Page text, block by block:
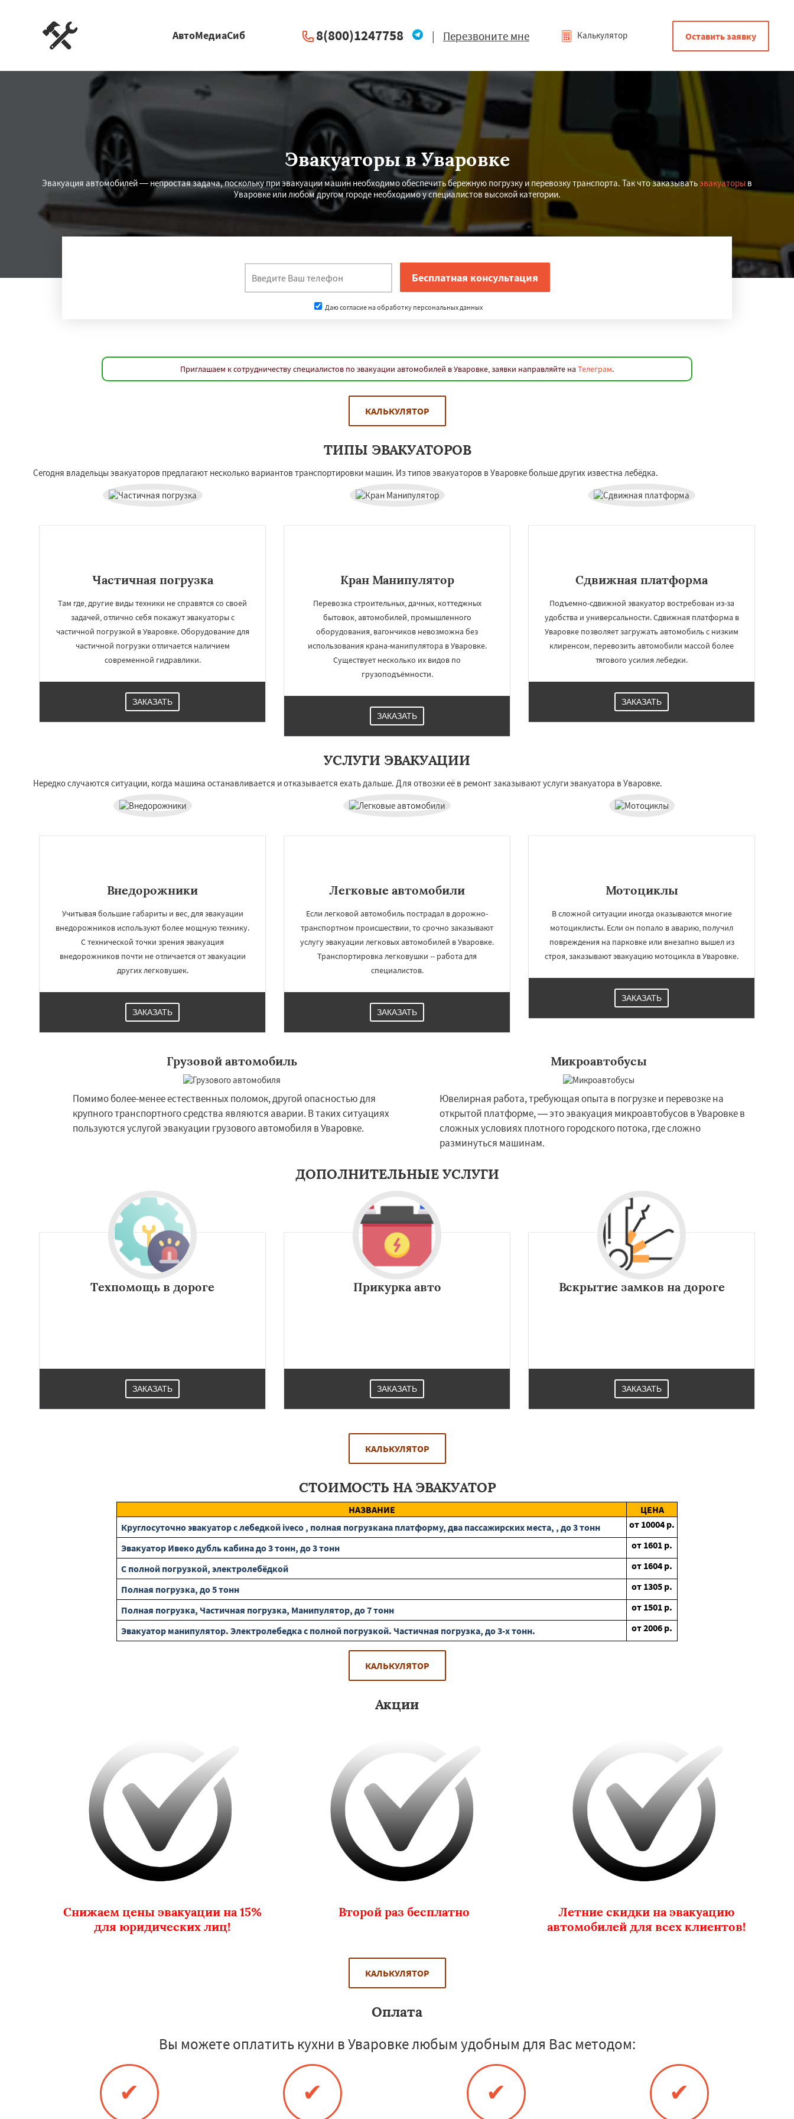
Работаем по
×
АвтоМедиаСиб 8(800)1247758 | Перезвоните мне Калькулятор Оставить заявку
Эвакуаторы в Уваровке
Эвакуация автомобилей — непростая задача, поскольку при эвакуации машин необходимо обеспечить бережную погрузку и перевозку транспорта. Так что заказыватьэвакуаторы в
Уваровке или любом другом городе необходимо у специалистов высокой категории.
Даю согласие на обработку персональных данных
Приглашаем к сотрудничеству специалистов по эвакуации автомобилей в Уваровке, заявки направляйте на Телеграм.
КАЛЬКУЛЯТОР
ТИПЫ ЭВАКУАТОРОВ
Сегодня владельцы эвакуаторов предлагают несколько вариантов транспортировки машин. Из типов эвакуаторов в Уваровке больше других известна лебёдка.
Частичная погрузка
Там где, другие виды техники не справятся со своей
задачей, отлично себя покажут эвакуаторы с
частичной погрузкой в Уваровке. Оборудование для
частичной погрузки отличается наличием
современной гидравлики.
ЗАКАЗАТЬ
Кран Манипулятор
Перевозка строительных, дачных, коттеджных
бытовок, автомобилей, промышленного
оборудования, вагончиков невозможна без
использования крана-манипулятора в Уваровке.
Существует несколько их видов по
грузоподъёмности.
ЗАКАЗАТЬ
Сдвижная платформа
Подъемно-сдвижной эвакуатор востребован из-за
удобства и универсальности. Сдвижная платформа в
Уваровке позволяет загружать автомобиль с низким
клиренсом, перевозить автомобили массой более
тягового усилия лебедки.
ЗАКАЗАТЬ
УСЛУГИ ЭВАКУАЦИИ
Нередко случаются ситуации, когда машина останавливается и отказывается ехать дальше. Для отвозки её в ремонт заказывают услуги эвакуатора в Уваровке.
Внедорожники
Учитывая большие габариты и вес, для эвакуации
внедорожников используют более мощную технику.
С технической точки зрения эвакуация
внедорожников почти не отличается от эвакуации
других легковушек.
ЗАКАЗАТЬ
Легковые автомобили
Если легковой автомобиль пострадал в дорожно-
транспортном происшествии, то срочно заказывают
услугу эвакуации легковых автомобилей в Уваровке.
Транспортировка легковушки -- работа для
специалистов.
ЗАКАЗАТЬ
Мотоциклы
В сложной ситуации иногда оказываются многие
мотоциклисты. Если он попало в аварию, получил
повреждения на парковке или внезапно вышел из
строя, заказывают эвакуацию мотоцикла в Уваровке.
ЗАКАЗАТЬ
Грузовой автомобиль
Помимо более-менее естественных поломок, другой опасностью для
крупного транспортного средства являются аварии. В таких ситуациях
пользуются услугой эвакуации грузового автомобиля в Уваровке.
Микроавтобусы
Ювелирная работа, требующая опыта в погрузке и перевозке на
открытой платформе, — это эвакуация микроавтобусов в Уваровке в
сложных условиях плотного городского потока, где сложно
разминуться машинам.
ДОПОЛНИТЕЛЬНЫЕ УСЛУГИ
Техпомощь в дороге
ЗАКАЗАТЬ
Прикурка авто
ЗАКАЗАТЬ
Вскрытие замков на дороге
ЗАКАЗАТЬ
КАЛЬКУЛЯТОР
СТОИМОСТЬ НА ЭВАКУАТОР
НАЗВАНИЕ
ЦЕНА
Круглосуточно эвакуатор с лебедкой iveco , полная погрузкана платформу, два пассажирских места, , до 3 тонн
от 10004 р.
Эвакуатор Ивеко дубль кабина до 3 тонн, до 3 тонн
от 1601 р.
С полной погрузкой, электролебёдкой
от 1604 р.
Полная погрузка, до 5 тонн
от 1305 р.
Полная погрузка, Частичная погрузка, Манипулятор, до 7 тонн
от 1501 р.
Эвакуатор манипулятор. Электролебедка с полной погрузкой. Частичная погрузка, до 3-х тонн.
от2006 р.
КАЛЬКУЛЯТОР
Акции
Снижаем цены эвакуации на 15%
для юридических лиц!
Второй раз бесплатно
Летние скидки на эвакуацию
автомобилей для всех клиентов!
КАЛЬКУЛЯТОР
Оплата
Вы можете оплатить кухни в Уваровке любым удобным для Вас методом:
✔ ✔ ✔ ✔
УЗНАТЬ ПОДРОБНЕЕ